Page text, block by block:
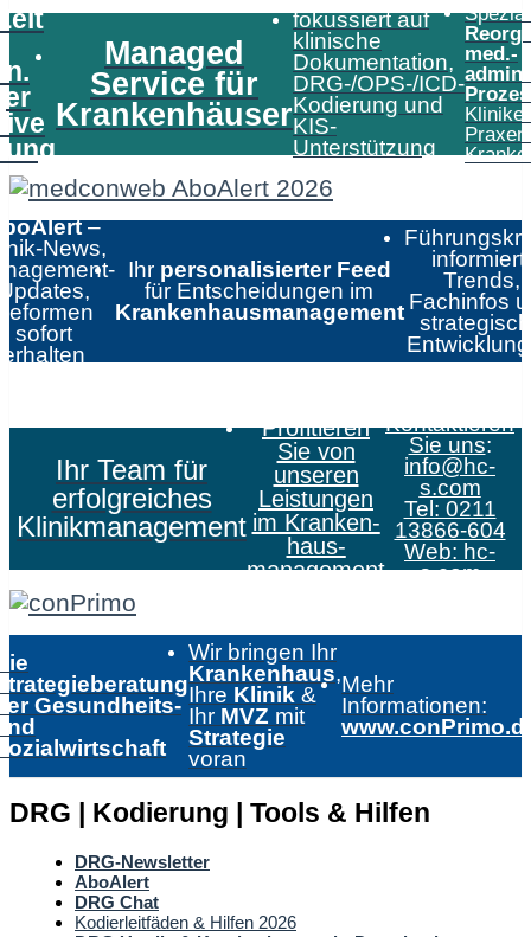
Managed
Service für
Krankenhäuser
fokussiert auf
klinische
Dokumentation,
DRG-/OPS-/ICD-
Kodierung und
KIS-
Unterstützung
med.-
–
News,
sofort
erhalten
Ihr personalisierter Feed
für Entscheidungen im
Krankenhausmanagement
informiert:
Trends,
Fachinfos
Ihr Team für
erfolgreiches
Klinikmanagement
Profitieren
Sie von
unseren
Leistungen
im Kranken­
haus­
management
Kontaktieren
Sie uns:
info@hc-
s.com
Tel: 0211
13866-604
Web: hc-
s.com
Gesundheits-
Wir bringen Ihr
Krankenhaus,
Ihre Klinik &
Ihr MVZ mit
Strategie
voran
Mehr
Informationen:
DRG | Kodierung | Tools & Hilfen
DRG-Newsletter
AboAlert
DRG Chat
Kodierleitfäden & Hilfen 2026